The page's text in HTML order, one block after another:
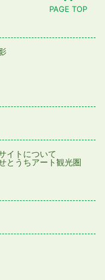
PAGE TOP
イトについて
とうちアート観光圏